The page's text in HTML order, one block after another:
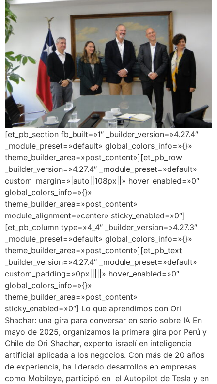
[et_pb_section fb_built=»1″ _builder_version=»4.27.4″
_module_preset=»default» global_colors_info=»{}»
theme_builder_area=»post_content»][et_pb_row
_builder_version=»4.27.4″ _module_preset=»default»
custom_margin=»|auto||108px||» hover_enabled=»0″
global_colors_info=»{}»
theme_builder_area=»post_content»
module_alignment=»center» sticky_enabled=»0″]
[et_pb_column type=»4_4″ _builder_version=»4.27.3″
_module_preset=»default» global_colors_info=»{}»
theme_builder_area=»post_content»][et_pb_text
_builder_version=»4.27.4″ _module_preset=»default»
custom_padding=»0px|||||» hover_enabled=»0″
global_colors_info=»{}»
theme_builder_area=»post_content»
sticky_enabled=»0″] Lo que aprendimos con Ori
Shachar: una gira para conversar en serio sobre IA En
mayo de 2025, organizamos la primera gira por Perú y
Chile de Ori Shachar, experto israelí en inteligencia
artificial aplicada a los negocios. Con más de 20 años
de experiencia, ha liderado desarrollos en empresas
como Mobileye, participó en el Autopilot de Tesla y en